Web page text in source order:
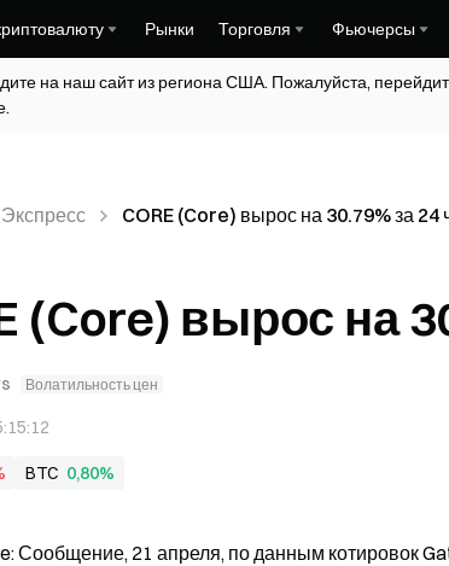
Рынки Торговля Фьючерсы
на наш сайт из региона США. Пожалуйста,
Экспресс CORE (Core) вырос на 30.79% за 24
(Core) вырос на
Волатильность цен
BTC 0,80%
Сообщение, 21 апреля, по данным котировок